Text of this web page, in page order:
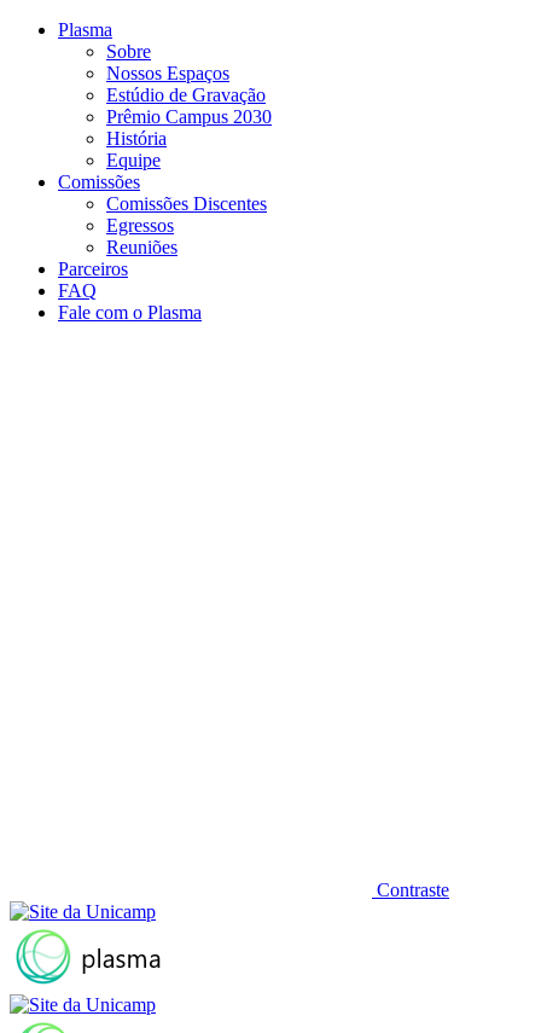
Conteúdo principal
Plasma
Sobre
Nossos Espaços
Estúdio de Gravação
Prêmio Campus 2030
História
Equipe
Comissões
Comissões Discentes
Egressos
Reuniões
Parceiros
FAQ
Fale com o Plasma
Contraste